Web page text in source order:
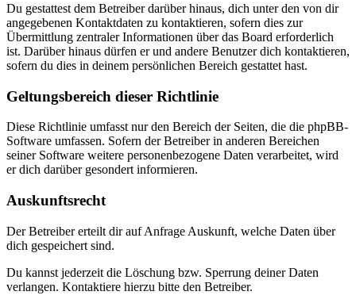
Du gestattest dem Betreiber darüber hinaus, dich unter den von dir
angegebenen Kontaktdaten zu kontaktieren, sofern dies zur
Übermittlung zentraler Informationen über das Board erforderlich
ist. Darüber hinaus dürfen er und andere Benutzer dich kontaktieren,
sofern du dies in deinem persönlichen Bereich gestattet hast.
Geltungsbereich dieser Richtlinie
Diese Richtlinie umfasst nur den Bereich der Seiten, die die phpBB-
Software umfassen. Sofern der Betreiber in anderen Bereichen
seiner Software weitere personenbezogene Daten verarbeitet, wird
er dich darüber gesondert informieren.
Auskunftsrecht
Der Betreiber erteilt dir auf Anfrage Auskunft, welche Daten über
dich gespeichert sind.
Du kannst jederzeit die Löschung bzw. Sperrung deiner Daten
verlangen. Kontaktiere hierzu bitte den Betreiber.